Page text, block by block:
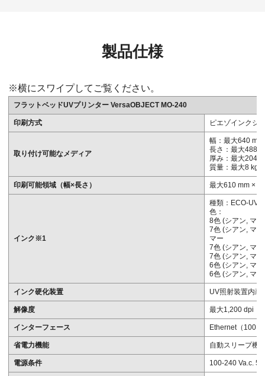
製品仕様
※横にスワイプしてご覧ください。
フラットベッドUVプリンター VersaOBJECT MO-240
印刷方式 ピエゾインクジ
取り付け可能なメディア
幅：最大640 mm
長さ：最大488
厚み：最大204
質量：最大8 kg
印刷可能領域（幅×長さ） 最大610 mm ×
インク※1
種類：ECO-UV
色：
8色 (シアン, マ
7色 (シアン, マ
マー
7色 (シアン, マ
7色 (シアン, マ
6色 (シアン, マ
6色 (シアン, マ
インク硬化装置 UV照射装置内蔵
解像度 最大1,200 dpi
インターフェース Ethernet（
省電力機能 自動スリープ機
電源条件 100-240 Va.c.